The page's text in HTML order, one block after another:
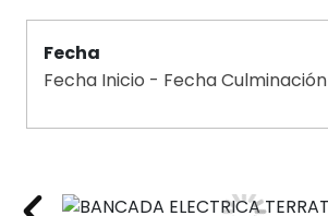
Fecha
Fecha Inicio - Fecha Culminación